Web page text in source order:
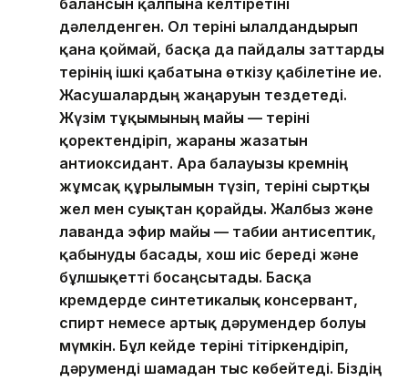
балансын қалпына келтіретіні
дәлелденген. Ол теріні ылғалдандырып
қана қоймай, басқа да пайдалы заттарды
терінің ішкі қабатына өткізу қабілетіне ие.
Жасушалардың жаңаруын тездетеді.
Жүзім тұқымының майы — теріні
қоректендіріп, жараны жазатын
антиоксидант. Ара балауызы кремнің
жұмсақ құрылымын түзіп, теріні сыртқы
жел мен суықтан қорғайды. Жалбыз және
лаванда эфир майы — табиғи антисептик,
қабынуды басады, хош иіс береді және
бұлшықетті босаңсытады. Басқа
кремдерде синтетикалық консервант,
спирт немесе артық дәрумендер болуы
мүмкін. Бұл кейде теріні тітіркендіріп,
дәруменді шамадан тыс көбейтеді. Біздің